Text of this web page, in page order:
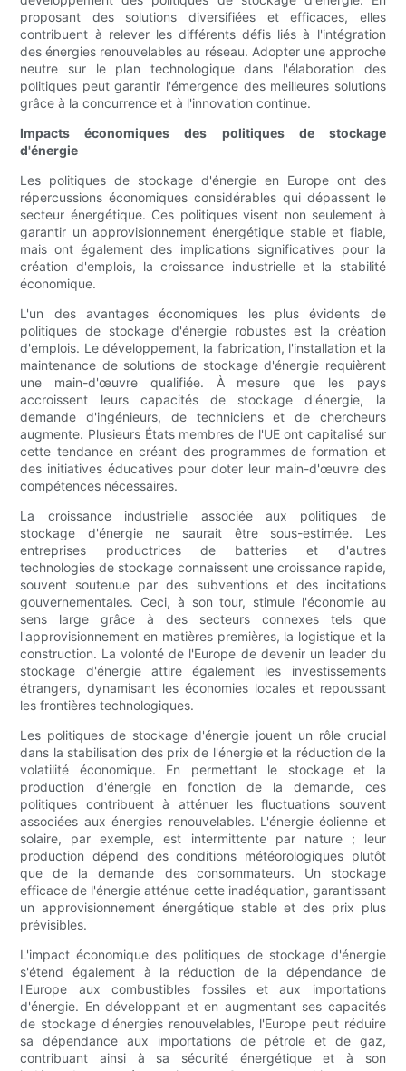
proposant des solutions diversifiées et efficaces, elles
contribuent à relever les différents défis liés à l'intégration
des énergies renouvelables au réseau. Adopter une approche
neutre sur le plan technologique dans l'élaboration des
politiques peut garantir l'émergence des meilleures solutions
grâce à la concurrence et à l'innovation continue.
Impacts économiques des politiques de stockage
d'énergie
Les politiques de stockage d'énergie en Europe ont des
répercussions économiques considérables qui dépassent le
secteur énergétique. Ces politiques visent non seulement à
garantir un approvisionnement énergétique stable et fiable,
mais ont également des implications significatives pour la
création d'emplois, la croissance industrielle et la stabilité
économique.
L'un des avantages économiques les plus évidents de
politiques de stockage d'énergie robustes est la création
d'emplois. Le développement, la fabrication, l'installation et la
maintenance de solutions de stockage d'énergie requièrent
une main-d'œuvre qualifiée. À mesure que les pays
accroissent leurs capacités de stockage d'énergie, la
demande d'ingénieurs, de techniciens et de chercheurs
augmente. Plusieurs États membres de l'UE ont capitalisé sur
cette tendance en créant des programmes de formation et
des initiatives éducatives pour doter leur main-d'œuvre des
compétences nécessaires.
La croissance industrielle associée aux politiques de
stockage d'énergie ne saurait être sous-estimée. Les
entreprises productrices de batteries et d'autres
technologies de stockage connaissent une croissance rapide,
souvent soutenue par des subventions et des incitations
gouvernementales. Ceci, à son tour, stimule l'économie au
sens large grâce à des secteurs connexes tels que
l'approvisionnement en matières premières, la logistique et la
construction. La volonté de l'Europe de devenir un leader du
stockage d'énergie attire également les investissements
étrangers, dynamisant les économies locales et repoussant
les frontières technologiques.
Les politiques de stockage d'énergie jouent un rôle crucial
dans la stabilisation des prix de l'énergie et la réduction de la
volatilité économique. En permettant le stockage et la
production d'énergie en fonction de la demande, ces
politiques contribuent à atténuer les fluctuations souvent
associées aux énergies renouvelables. L'énergie éolienne et
solaire, par exemple, est intermittente par nature ; leur
production dépend des conditions météorologiques plutôt
que de la demande des consommateurs. Un stockage
efficace de l'énergie atténue cette inadéquation, garantissant
un approvisionnement énergétique stable et des prix plus
prévisibles.
L'impact économique des politiques de stockage d'énergie
s'étend également à la réduction de la dépendance de
l'Europe aux combustibles fossiles et aux importations
d'énergie. En développant et en augmentant ses capacités
de stockage d'énergies renouvelables, l'Europe peut réduire
sa dépendance aux importations de pétrole et de gaz,
contribuant ainsi à sa sécurité énergétique et à son